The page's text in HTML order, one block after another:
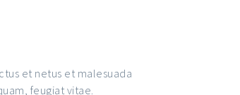
et netus et malesuada
feugiat vitae.